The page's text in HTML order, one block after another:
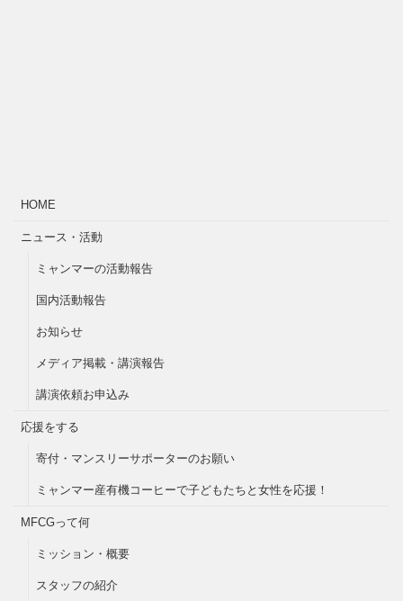
HOME
ニュース・活動
ミャンマーの活動報告
国内活動報告
お知らせ
メディア掲載・講演報告
講演依頼お申込み
応援をする
寄付・マンスリーサポーターのお願い
ミャンマー産有機コーヒーで子どもたちと女性を応援！
MFCGって何
ミッション・概要
スタッフの紹介